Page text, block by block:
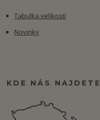
Tabulka velikostí
Novinky
KDE NÁS NAJDETE